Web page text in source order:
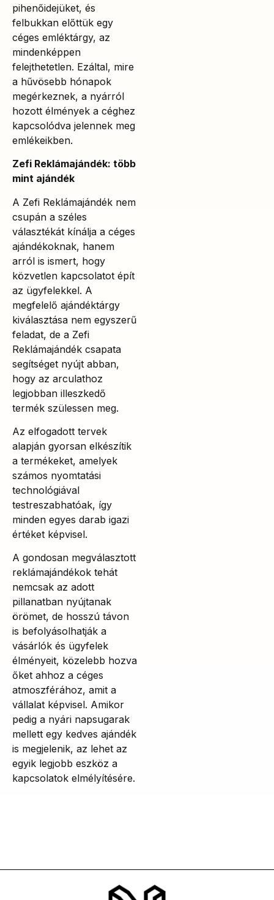
pihenőidejüket, és
felbukkan előttük egy
céges emléktárgy, az
mindenképpen
felejthetetlen. Ezáltal, mire
a hűvösebb hónapok
megérkeznek, a nyárról
hozott élmények a céghez
kapcsolódva jelennek meg
emlékeikben.
Zefi Reklámajándék: több
mint ajándék
A Zefi Reklámajándék nem
csupán a széles
választékát kínálja a céges
ajándékoknak, hanem
arról is ismert, hogy
közvetlen kapcsolatot épít
az ügyfelekkel. A
megfelelő ajándéktárgy
kiválasztása nem egyszerű
feladat, de a Zefi
Reklámajándék csapata
segítséget nyújt abban,
hogy az arculathoz
legjobban illeszkedő
termék szülessen meg.
Az elfogadott tervek
alapján gyorsan elkészítik
a termékeket, amelyek
számos nyomtatási
technológiával
testreszabhatóak, így
minden egyes darab igazi
értéket képvisel.
A gondosan megválasztott
reklámajándékok tehát
nemcsak az adott
pillanatban nyújtanak
örömet, de hosszú távon
is befolyásolhatják a
vásárlók és ügyfelek
élményeit, közelebb hozva
őket ahhoz a céges
atmoszférához, amit a
vállalat képvisel. Amikor
pedig a nyári napsugarak
mellett egy kedves ajándék
is megjelenik, az lehet az
egyik legjobb eszköz a
kapcsolatok elmélyítésére.